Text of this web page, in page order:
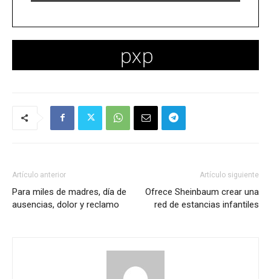
Artículo anterior
Para miles de madres, día de
ausencias, dolor y reclamo
Artículo siguiente
Ofrece Sheinbaum crear una
red de estancias infantiles